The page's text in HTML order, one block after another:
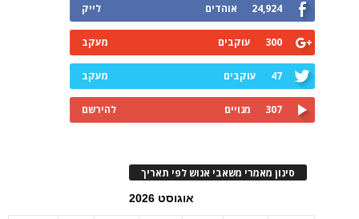
24,924 אוהדים לייק
300 עוקבים מעקב
47 עוקבים מעקב
307 מנויים להירשם
סינון מאמרי משאבי אנוש לפי תאריך
אוגוסט 2026